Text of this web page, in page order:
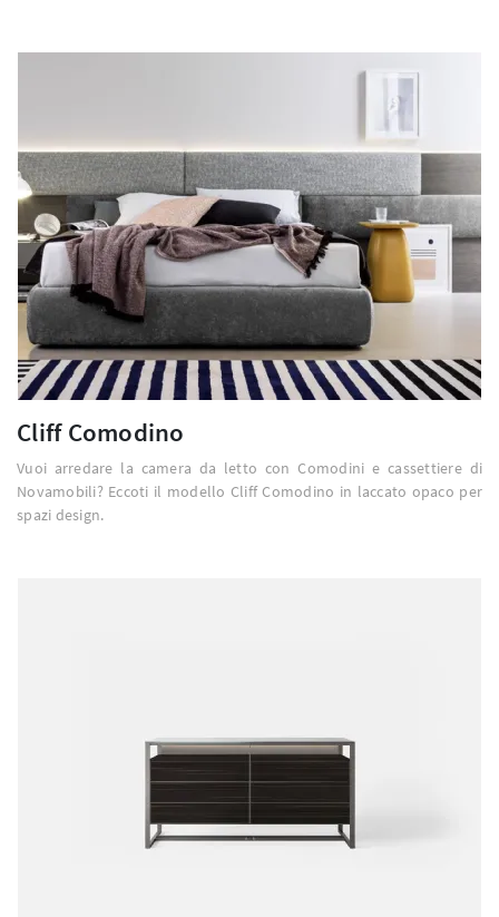
Cliff Comodino
Vuoi arredare la camera da letto con Comodini e cassettiere di
Novamobili? Eccoti il modello Cliff Comodino in laccato opaco per
spazi design.